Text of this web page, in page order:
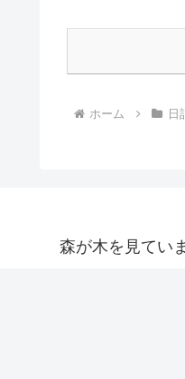
ホーム 日
森が木を見てい